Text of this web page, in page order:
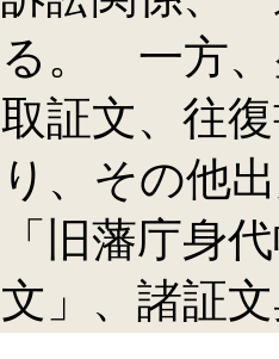
る。 一方、
取証文、往
り、その他
「旧藩庁身
文」、諸証